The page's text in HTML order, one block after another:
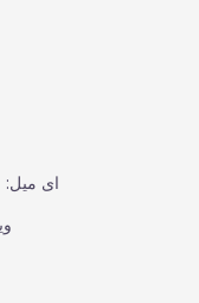
ای میل: